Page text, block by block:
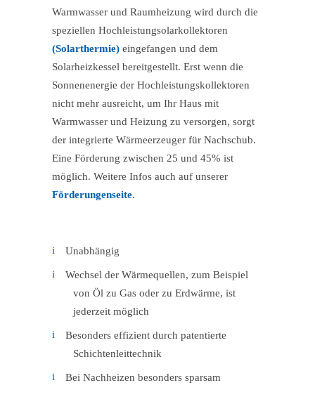
Warmwasser und Raumheizung wird durch die
speziellen Hochleistungsolarkollektoren
(Solarthermie) eingefangen und dem
Solarheizkessel bereitgestellt. Erst wenn die
Sonnenenergie der Hochleistungskollektoren
nicht mehr ausreicht, um Ihr Haus mit
Warmwasser und Heizung zu versorgen, sorgt
der integrierte Wärmeerzeuger für Nachschub.
Eine Förderung zwischen 25 und 45% ist
möglich. Weitere Infos auch auf unserer
Förderungenseite.
Unabhängig
Wechsel der Wärmequellen, zum Beispiel
von Öl zu Gas oder zu Erdwärme, ist
jederzeit möglich
Besonders effizient durch patentierte
Schichtenleittechnik
Bei Nachheizen besonders sparsam